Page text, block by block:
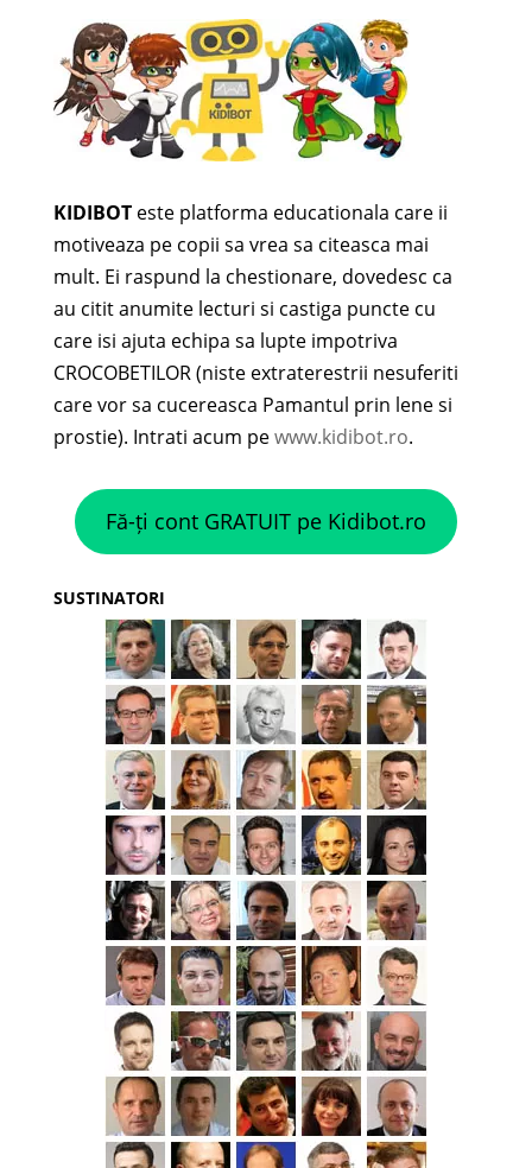
KIDIBOTeste platforma educationala care ii
motiveaza pe copii sa vrea sa citeasca mai
mult. Ei raspund la chestionare, dovedesc ca
au citit anumite lecturi si castiga puncte cu
care isi ajuta echipa sa lupte impotriva
CROCOBETILOR (niste extraterestrii nesuferiti
care vor sa cucereasca Pamantul prin lene si
prostie). Intrati acum pewww.kidibot.ro.
Fă-ți cont GRATUIT pe Kidibot.ro
SUSTINATORI